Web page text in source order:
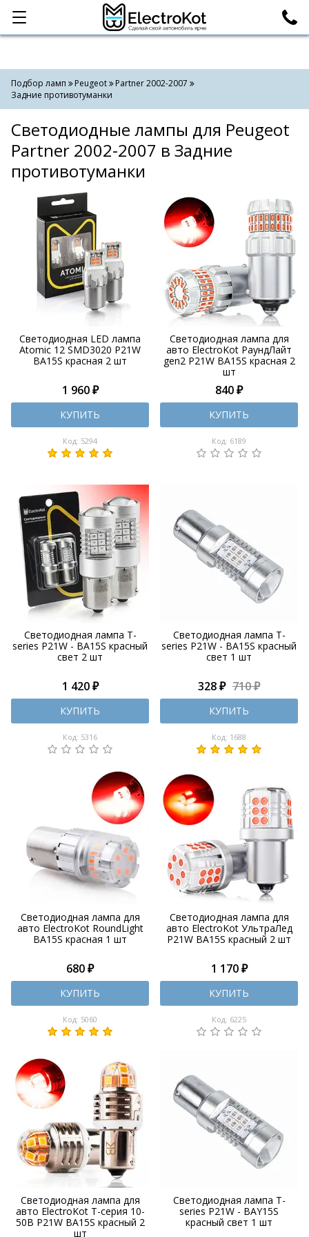
Категории Поиск
Подбор ламп Peugeot
Partner 2002-2007
Задние противотуманки
Светодиодные лампы для Peugeot
Partner 2002-2007 в Задние
противотуманки
Светодиодная LED лампа
Atomic 12 SMD3020 P21W
BA15S красная 2 шт
1 960 ₽
КУПИТЬ
Код: 5294
Светодиодная лампа для
авто ElectroKot РаундЛайт
gen2 P21W BA15S красная 2
шт
840 ₽
КУПИТЬ
Код: 6189
Светодиодная лампа T-
series P21W - BA15S красный
свет 2 шт
1 420 ₽
КУПИТЬ
Код: 5316
Светодиодная лампа T-
series P21W - BA15S красный
свет 1 шт
328 ₽ 710 ₽
КУПИТЬ
Код: 1688
Светодиодная лампа для
авто ElectroKot RoundLight
BA15S красная 1 шт
680 ₽
КУПИТЬ
Код: 5060
Светодиодная лампа для
авто ElectroKot УльтраЛед
P21W BA15S красный 2 шт
1 170 ₽
КУПИТЬ
Код: 6225
Светодиодная лампа для
авто ElectroKot Т-серия 10-
50В P21W BA15S красный 2
шт
Светодиодная лампа T-
series P21W - BAY15S
красный свет 1 шт